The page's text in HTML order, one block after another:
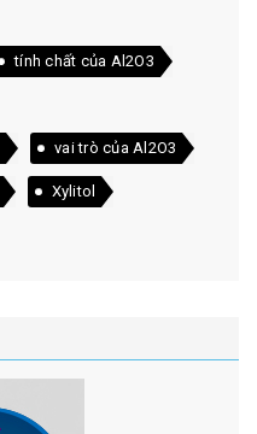
tính chất của Al2O3
vai trò của Al2O3
Xylitol